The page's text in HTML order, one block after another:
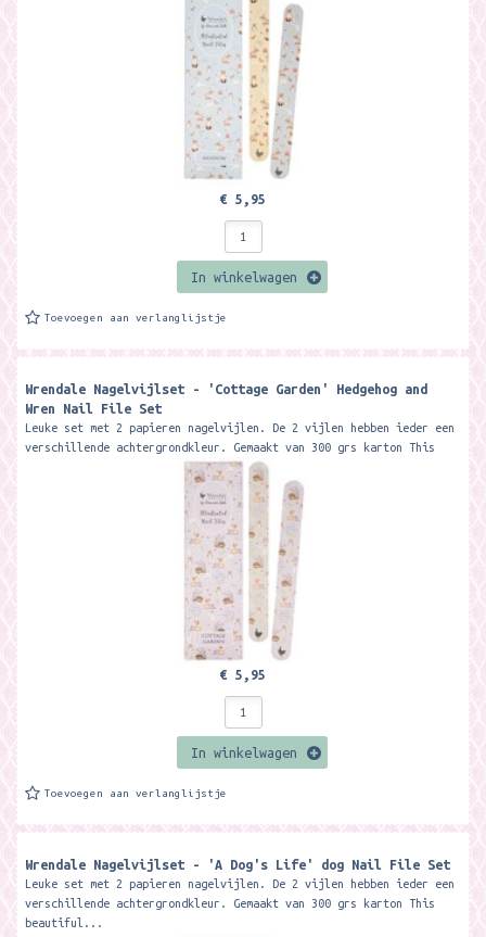
€ 5,95
In winkelwagen
Toevoegen aan verlanglijstje
Wrendale Nagelvijlset - 'Cottage Garden' Hedgehog and
Wren Nail File Set
Leuke set met 2 papieren nagelvijlen. De 2 vijlen hebben ieder een
verschillende achtergrondkleur. Gemaakt van 300 grs karton This
€ 5,95
In winkelwagen
Toevoegen aan verlanglijstje
Wrendale Nagelvijlset - 'A Dog's Life' dog Nail File Set
Leuke set met 2 papieren nagelvijlen. De 2 vijlen hebben ieder een
verschillende achtergrondkleur. Gemaakt van 300 grs karton This
beautiful...